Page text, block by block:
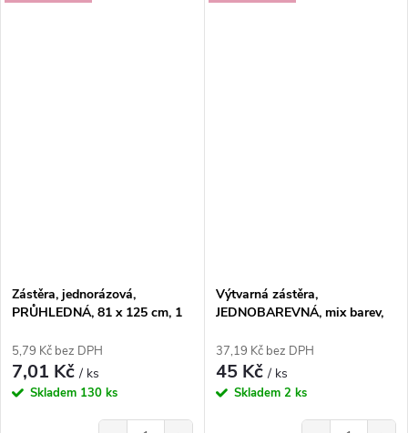
Zástěra, jednorázová,
PRŮHLEDNÁ, 81 x 125 cm, 1
5,79 Kč bez DPH
7,01 Kč/ ks
Skladem 130 ks
Výtvarná zástěra,
JEDNOBAREVNÁ, mix barev,
37,19 Kč bez DPH
45 Kč/ ks
Skladem 2 ks